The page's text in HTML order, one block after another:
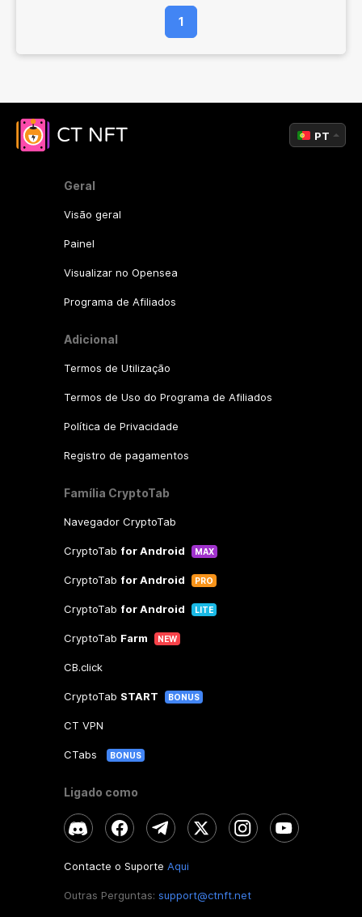
1
Geral
Visão geral
Painel
Visualizar no Opensea
Programa de Afiliados
Adicional
Termos de Utilização
Termos de Uso do Programa de Afiliados
Política de Privacidade
Registro de pagamentos
Família CryptoTab
Navegador CryptoTab
CryptoTab for Android MAX
CryptoTab for Android PRO
CryptoTab for Android LITE
CryptoTab Farm NEW
CB.click
CryptoTab START BONUS
CT VPN
CTabs BONUS
Ligado como
Contacte o Suporte Aqui
Outras Perguntas: support@ctnft.net
PT